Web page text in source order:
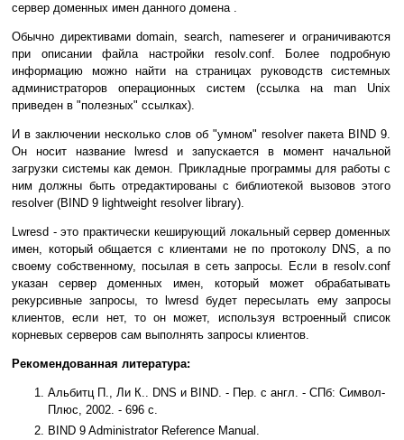
сервер доменных имен данного домена .
Обычно директивами domain, search, nameserer и ограничиваются
при описании файла настройки resolv.conf. Более подробную
информацию можно найти на страницах руководств системных
администраторов операционных систем (ссылка на man Unix
приведен в "полезных" ссылках).
И в заключении несколько слов об "умном" resolver пакета BIND 9.
Он носит название lwresd и запускается в момент начальной
загрузки системы как демон. Прикладные программы для работы с
ним должны быть отредактированы с библиотекой вызовов этого
resolver (BIND 9 lightweight resolver library).
Lwresd - это практически кеширующий локальный сервер доменных
имен, который общается с клиентами не по протоколу DNS, а по
своему собственному, посылая в сеть запросы. Если в resolv.conf
указан сервер доменных имен, который может обрабатывать
рекурсивные запросы, то lwresd будет пересылать ему запросы
клиентов, если нет, то он может, используя встроенный список
корневых серверов сам выполнять запросы клиентов.
Рекомендованная литература:
Альбитц П., Ли К.. DNS и BIND. - Пер. с англ. - СПб: Символ-
Плюс, 2002. - 696 с.
BIND 9 Administrator Reference Manual.